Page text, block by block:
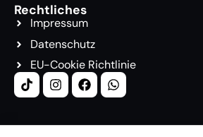
Rechtliches
Impressum
Datenschutz
EU-Cookie Richtlinie